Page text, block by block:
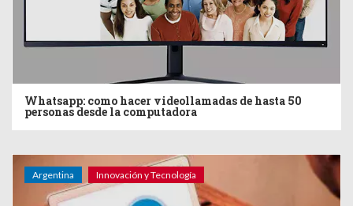
Whatsapp: como hacer videollamadas de hasta 50
personas desde la computadora
Argentina Innovación y Tecnología